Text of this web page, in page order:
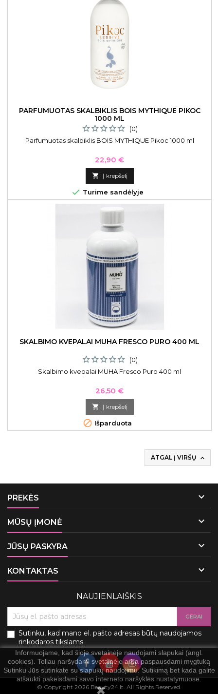
PARFUMUOTAS SKALBIKLIS BOIS MYTHIQUE PIKOC
1000 ML
(0)
Parfumuotas skalbiklis BOIS MYTHIQUE Pikoc 1000 ml
Kaina
22,90 €
 Į krepšelį
 Turime sandėlyje
SKALBIMO KVEPALAI MUHA FRESCO PURO 400 ML
(0)
Skalbimo kvepalai MUHA Fresco Puro 400 ml
Kaina
26,50 €
 Į krepšelį
 Išparduota
ATGAL Į VIRŠŲ 
PREKĖS 
MŪSŲ ĮMONĖ 
JŪSŲ PASKYRA 
KONTAKTAS 
Informuojame, kad šioje svetainėje naudojami slapukai (angl.
cookies). Toliau naršydami svetainėje arba paspausdami mygtuką
Sutinku Jūs sutinkate su slapukų naudojimu. Sutikimą bet kada galite
atšaukti pakeisdami savo interneto naršyklės nustatymuose.
NAUJIENLAIŠKIS
Sutinku, kad mano el. pašto adresas būtų naudojamos
rinkodaros tikslams.
© Copyright 2026 Beauty24.lt. All Rights Reserved.